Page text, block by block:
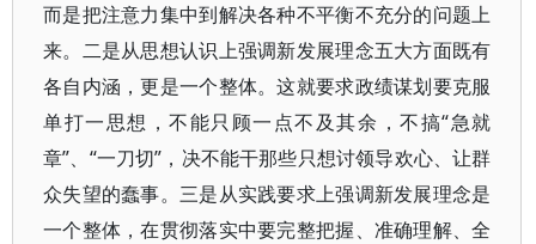
而是把注意力集中到解决各种不平衡不充分的问题上
来。二是从思想认识上强调新发展理念五大方面既有
各自内涵，更是一个整体。这就要求政绩谋划要克服
单打一思想，不能只顾一点不及其余，不搞“急就
章”、“一刀切”，决不能干那些只想讨领导欢心、让群
众失望的蠢事。三是从实践要求上强调新发展理念是
一个整体，在贯彻落实中要完整把握、准确理解、全